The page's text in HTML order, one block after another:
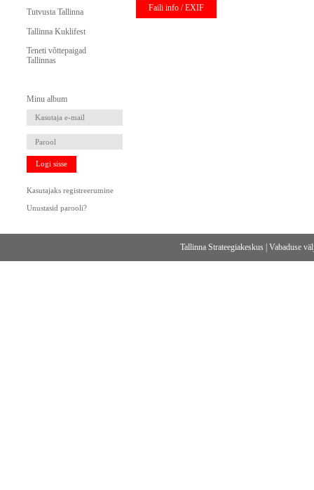
Tutvusta Tallinna
Tallinna Kuklifest
Teneti võttepaigad
Tallinnas
Minu album
Logi sisse
Kasutajaks registreerumine
Unustasid parooli?
Faili info / EXIF
Tallinna Strateegiakeskus |Vabaduse